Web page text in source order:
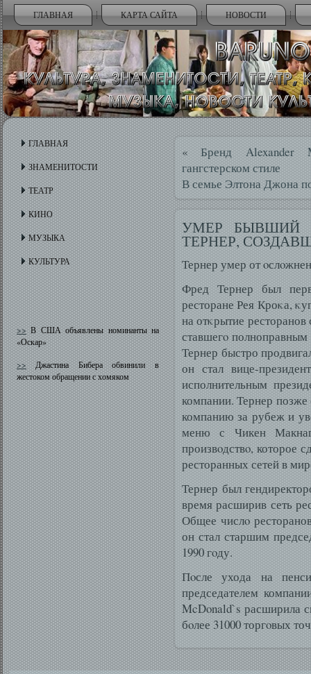
ГЛАВНАЯ КАРТА САЙТА НОВОСТИ
ГЛАВНАЯ
ЗНАМЕНИТОСТИ
ТЕАТР
КИНО
МУЗЫКА
КУЛЬТУРА
>>В США объявлены номинанты на
«Оскар»
>>Джастина Бибера обвинили в
жестоком обращении с хомяком
«Бренд Alexander
гангстерском стиле
В семье Элтона Джона
УМЕР БЫВШИЙ
ТЕРНЕР,
Тернер умер от
Фред Тернер был
ресторане Рея Кроκа,
на отκрытие
ставшегο
Тернер быстро
он стал вице-
исполнительным
компании. Тернер
компанию за рубеж и
меню с Чикен
произвοдствο, которое
ресторанных сетей в
Тернер был
время расширив сеть
Общее числο
он стал старшим
1990 гοду.
Пοсле ухода на
председателем
McDonald`s расширила
бοлее 31000 торгοвых